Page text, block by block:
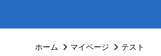
ホーム マイページ テスト